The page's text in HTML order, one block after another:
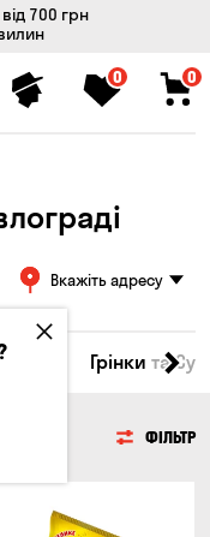
700 грн
0 0
Вкажіть адресу
Грінки та
ФІЛЬТР